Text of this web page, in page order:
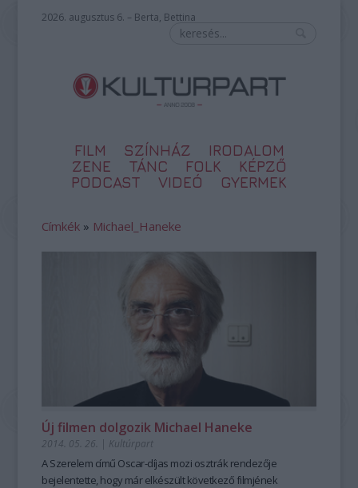
2026. augusztus 6. – Berta, Bettina
FILM SZÍNHÁZ
IRODALOM
ZENE
TÁNC FOLK
KÉPZŐ
PODCAST
VIDEÓ GYERMEK
Címkék » Michael_Haneke
Új filmen dolgozik Michael Haneke
2014. 05. 26. | Kultúrpart
ASzerelem című Oscar-díjas mozi osztrák rendezője
bejelentette, hogy már elkészültkövetkező filmjének